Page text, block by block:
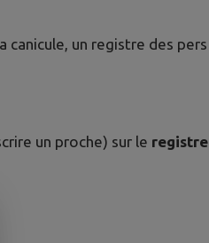
canicule, un registre des pers
un proche) sur le registre